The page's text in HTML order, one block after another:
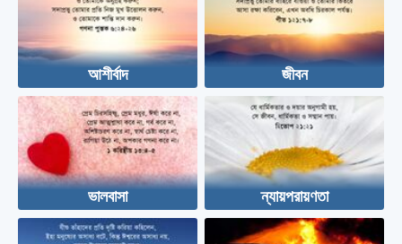
আশীর্বাদ জীবন
ভালবাসা ন্যায়পরায়ণতা